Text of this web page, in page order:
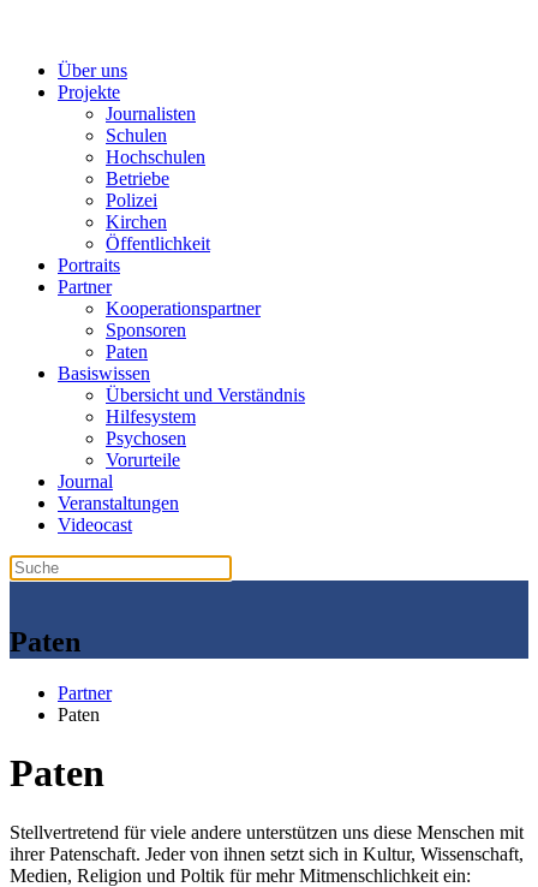
Über uns
Projekte
Journalisten
Schulen
Hochschulen
Betriebe
Polizei
Kirchen
Öffentlichkeit
Portraits
Partner
Kooperationspartner
Sponsoren
Paten
Basiswissen
Übersicht und Verständnis
Hilfesystem
Psychosen
Vorurteile
Journal
Veranstaltungen
Videocast
Paten
Partner
Paten
Paten
Stellvertretend für viele andere unterstützen uns diese Menschen mit
ihrer Patenschaft. Jeder von ihnen setzt sich in Kultur, Wissenschaft,
Medien, Religion und Poltik für mehr Mitmenschlichkeit ein: